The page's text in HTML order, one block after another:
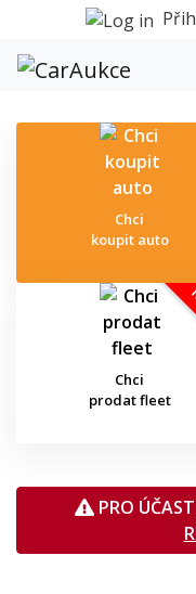
Chci
koupit auto
Chci
prodat fleet
PRO ÚČAST